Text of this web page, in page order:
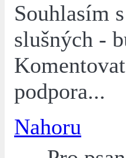
Souhlasím
slušných -
podpora...
Nahoru